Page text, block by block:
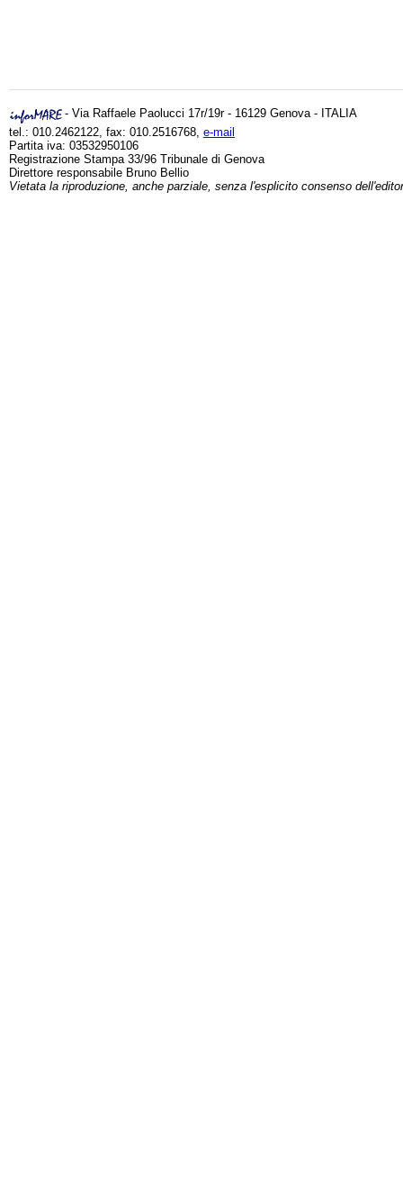
- Via Raffaele Paolucci 17r/19r - 16129 Genova - ITALIA
tel.: 010.2462122, fax: 010.2516768, e-mail
Partita iva: 03532950106
Registrazione Stampa 33/96 Tribunale di Genova
Direttore responsabile Bruno Bellio
Vietata la riproduzione, anche parziale, senza l'esplicito consenso